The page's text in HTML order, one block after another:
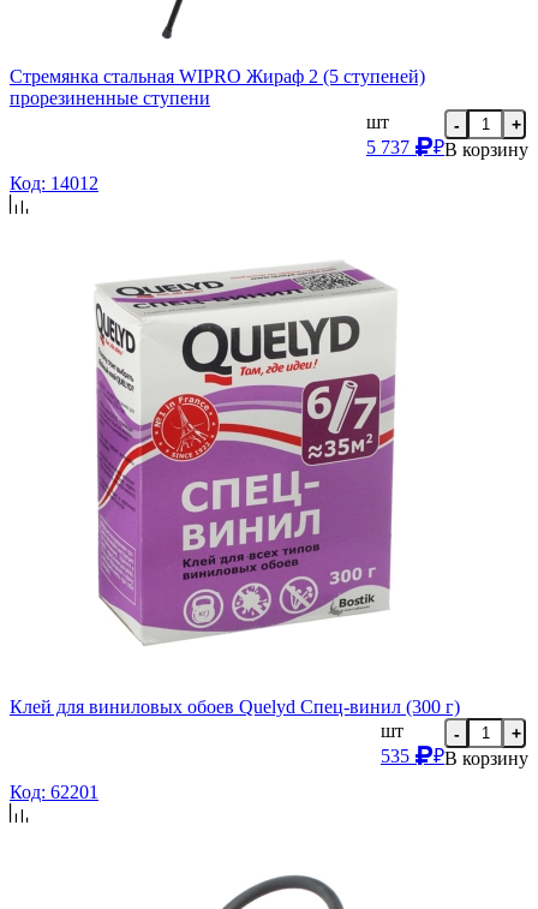
Стремянка стальная WIPRO Жираф 2 (5 ступеней)
прорезиненные ступени
шт
5 737
₽
- +
В корзину
Код: 14012
Клей для виниловых обоев Quelyd Спец-винил (300 г)
шт
535
₽
- +
В корзину
Код: 62201